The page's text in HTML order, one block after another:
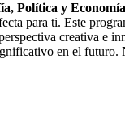
Política y
para ti. Este
creativa e
en el